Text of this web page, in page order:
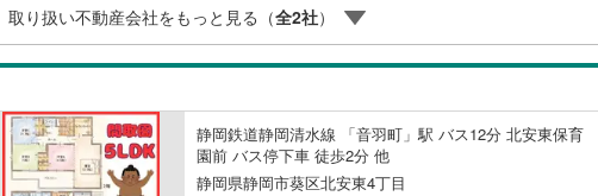
住まいを実現します。・浴室換気乾燥機や浄水器内蔵キッチン水栓など日々の
暮らしを快適にする設備が標準装備されています。・カースペースは4台分を確
取り扱い不動産会社をもっと見る（全2社）
静岡鉄道静岡清水線 「音羽町」駅 バス12分 北安東保育
園前 バス停下車 徒歩2分 他
静岡県静岡市葵区北安東4丁目